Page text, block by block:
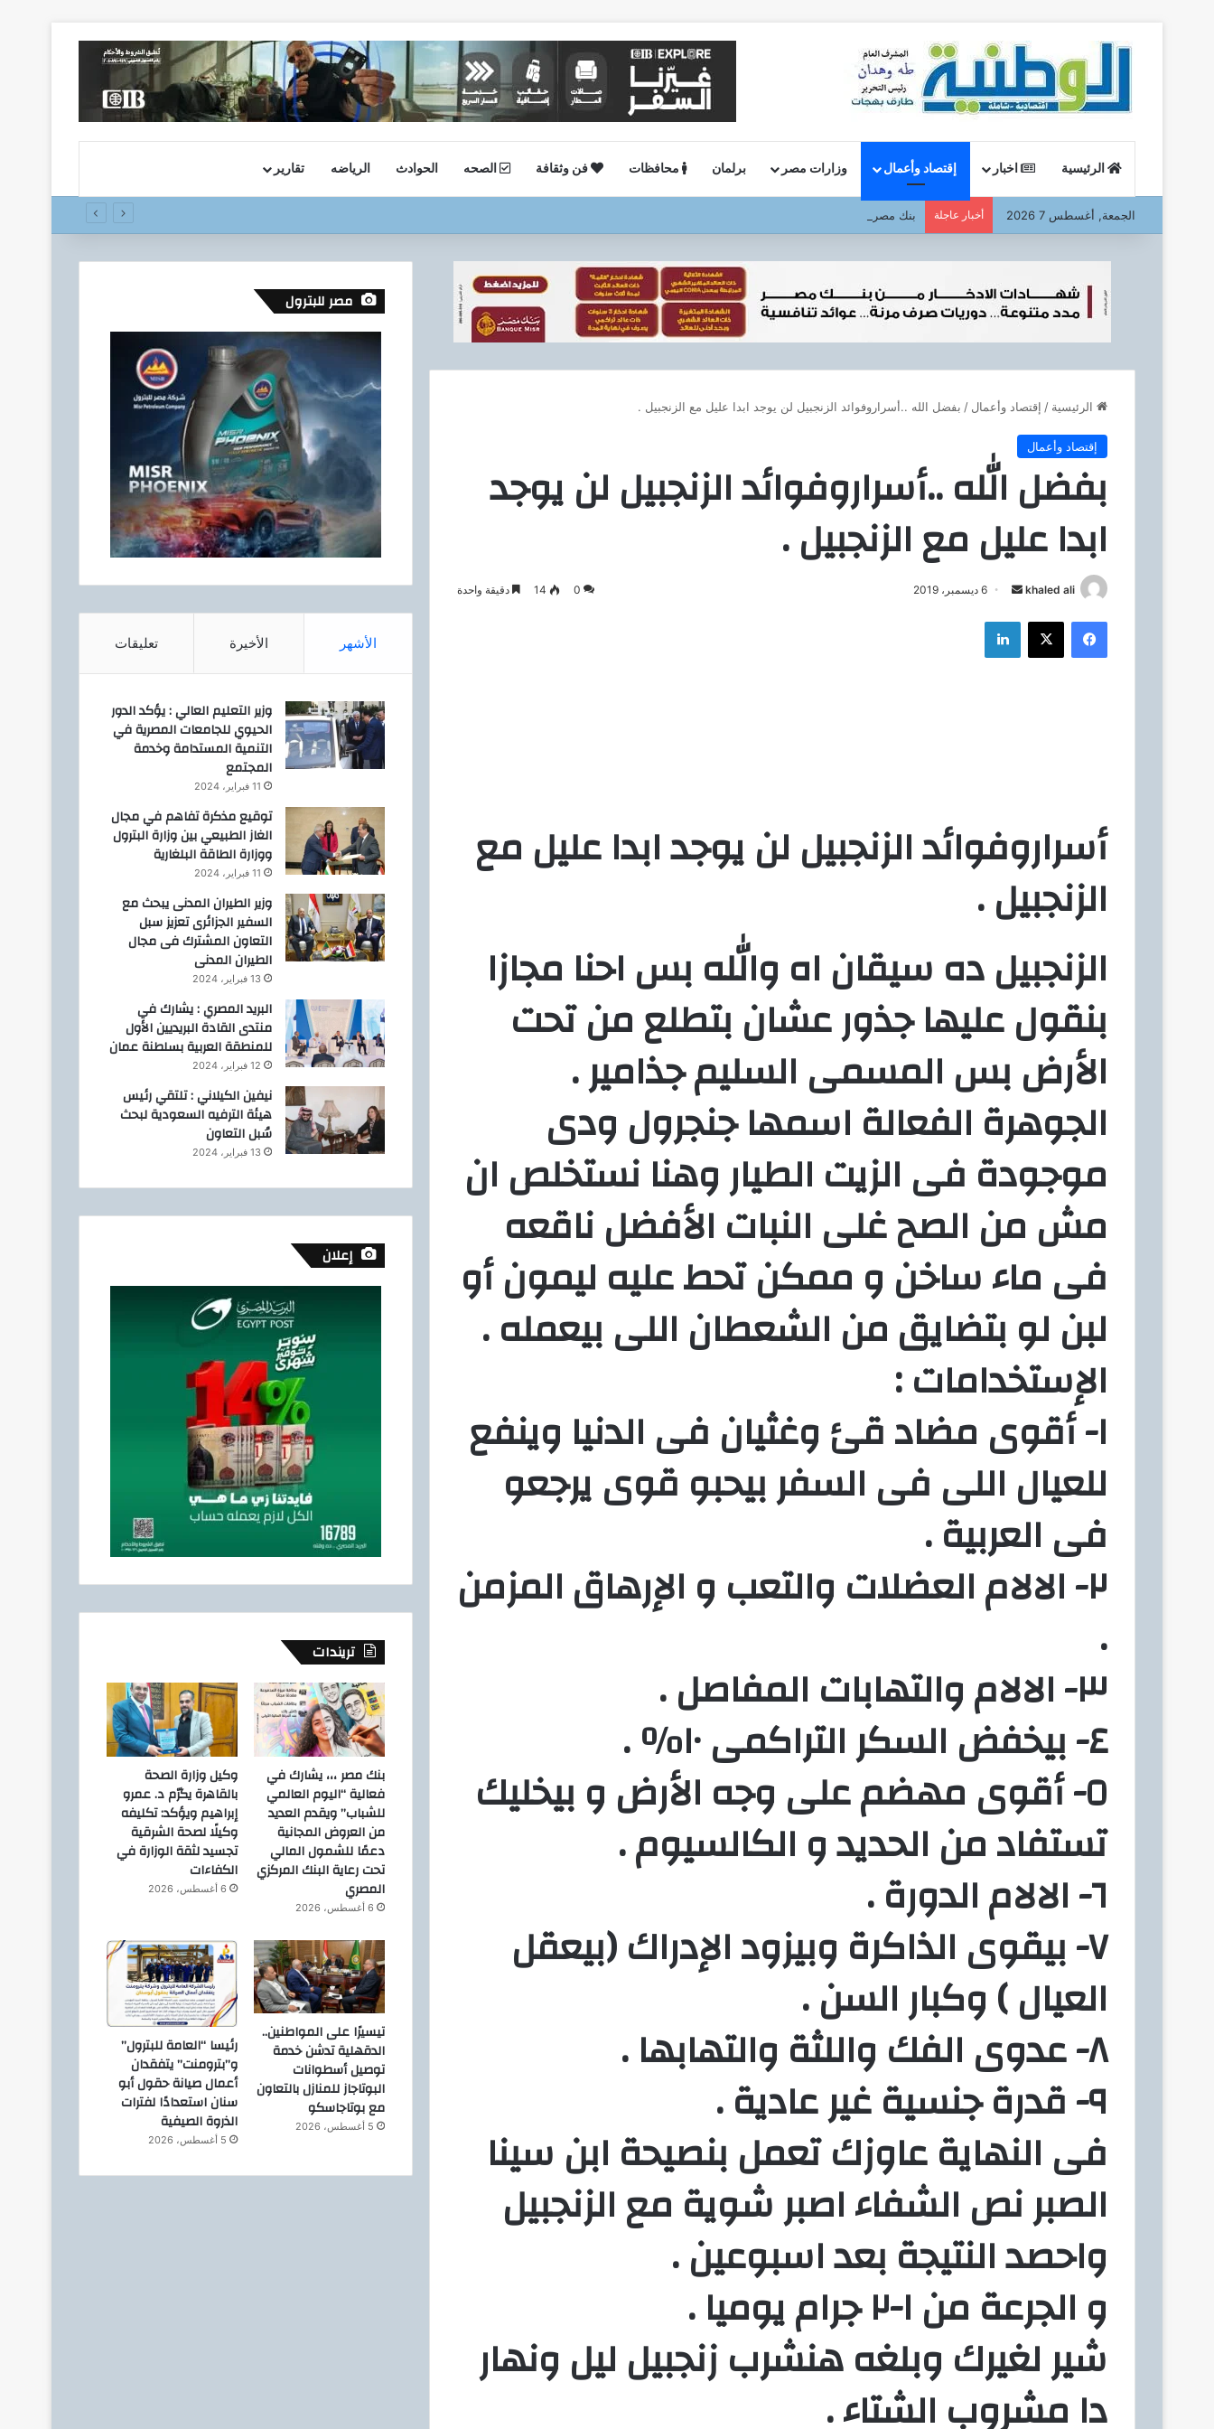
الرئيسية اخبار إقتصاد وأعمال وزارات مصر برلمان محافظات فن وثقافة الصحه الحوادث الرياضه تقارير
الجمعة, أغسطس 7 2026 أخبار عاجلة بنك مصر ،،، يشارك في فعالية “اليوم العالمي للشباب” ويقدم العديد من العروض المجانية دعمًا للشمول المالي تحت رعاية البنك المركزي المصري
الرئيسية / إقتصاد وأعمال / بفضل الله ..أسراروفوائد الزنجبيل لن يوجد ابدا عليل مع الزنجبيل .
إقتصاد وأعمال
بفضل الله ..أسراروفوائد الزنجبيل لن يوجد
ابدا عليل مع الزنجبيل .
khaled ali
س
ل
ن
ا
6 ديسمبر، 2019 0
14 دقيقة واحدة
فيسبوك
أسراروفوائد الزنجبيل لن يوجد ابدا عليل مع
الزنجبيل .
الزنجبيل ده سيقان اه والله بس احنا مجازا
بنقول عليها جذور عشان بتطلع من تحت
الأرض بس المسمى السليم جذامير .
الجوهرة الفعالة اسمها جنجرول ودى
موجودة فى الزيت الطيار وهنا نستخلص ان
مش من الصح غلى النبات الأفضل ناقعه
فى ماء ساخن و ممكن تحط عليه ليمون أو
لبن لو بتضايق من الشعطان اللى بيعمله .
الإستخدامات :
١- أقوى مضاد قئ وغثيان فى الدنيا وينفع
للعيال اللى فى السفر بيحبو قوى يرجعو
فى العربية .
٢- الالام العضلات والتعب و الإرهاق المزمن
.
٣- الالام والتهابات المفاصل .
٤- بيخفض السكر التراكمى ١٠٪؜ .
٥- أقوى مهضم على وجه الأرض و بيخليك
تستفاد من الحديد و الكالسيوم .
٦- الالام الدورة .
٧- بيقوى الذاكرة وبيزود الإدراك (بيعقل
العيال ) وكبار السن .
٨- عدوى الفك واللثة والتهابها .
٩- قدرة جنسية غير عادية .
فى النهاية عاوزك تعمل بنصيحة ابن سينا
الصبر نص الشفاء اصبر شوية مع الزنجبيل
واحصد النتيجة بعد اسبوعين .
و الجرعة من ١-٢ جرام يوميا .
شير لغيرك وبلغه هنشرب زنجبيل ليل ونهار
دا مشروب الشتاء .
مصر للبترول
الأشهر الأخيرة تعليقات
وزير التعليم العالي : يؤكد الدور
الحيوي للجامعات المصرية في
التنمية المستدامة وخدمة
المجتمع
11 فبراير، 2024
توقيع مذكرة تفاهم في مجال
الغاز الطبيعي بين وزارة البترول
ووزارة الطاقة البلغارية
11 فبراير، 2024
وزير الطيران المدنى يبحث مع
السفير الجزائرى تعزيز سبل
التعاون المشترك فى مجال
الطيران المدنى
13 فبراير، 2024
البريد المصري : يشارك في
منتدى القادة البريديين الأول
للمنطقة العربية بسلطنة عمان
12 فبراير، 2024
نيفين الكيلاني : تلتقي رئيس
هيئة الترفيه السعودية لبحث
سُبل التعاون
13 فبراير، 2024
إعلان
تريندات
بنك مصر ،،، يشارك في
فعالية “اليوم العالمي
للشباب” ويقدم العديد
من العروض المجانية
دعمًا للشمول المالي
تحت رعاية البنك المركزي
المصري
6 أغسطس، 2026
وكيل وزارة الصحة
بالقاهرة يكرّم د. عمرو
إبراهيم ويؤكد: تكليفه
وكيلًا لصحة الشرقية
تجسيد لثقة الوزارة في
الكفاءات
6 أغسطس، 2026
تيسيرًا على المواطنين..
الدقهلية تدشن خدمة
توصيل أسطوانات
البوتاجاز للمنازل بالتعاون
مع بوتاجاسكو
5 أغسطس، 2026
رئيسا “العامة للبترول”
و”بترومنت” يتفقدان
أعمال صيانة حقول أبو
سنان استعدادًا لفترات
الذروة الصيفية
5 أغسطس، 2026